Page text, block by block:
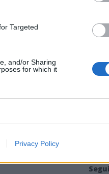
Targeted
and/or Sharing
for which it
Privacy Policy